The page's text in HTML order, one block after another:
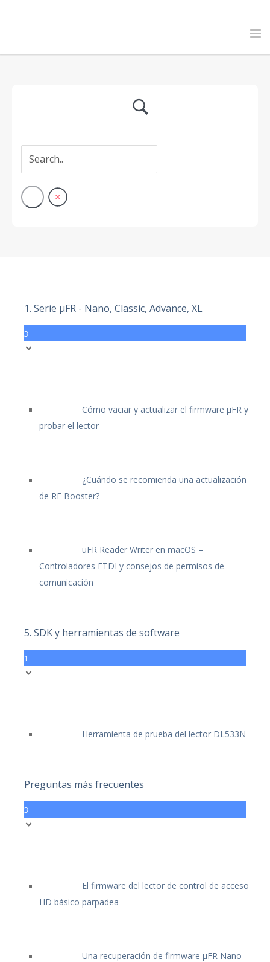
1. Serie μFR - Nano, Classic, Advance, XL
3
Cómo vaciar y actualizar el firmware μFR y
probar el lector
¿Cuándo se recomienda una actualización
de RF Booster?
uFR Reader Writer en macOS –
Controladores FTDI y consejos de permisos de
comunicación
5. SDK y herramientas de software
1
Herramienta de prueba del lector DL533N
Preguntas más frecuentes
3
El firmware del lector de control de acceso
HD básico parpadea
Una recuperación de firmware μFR Nano